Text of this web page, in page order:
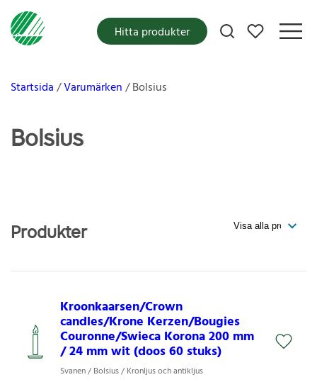
Mina favoriter
Hitta produkter
Startsida Varumärken Bolsius
Bolsius
Produkter
Kroonkaarsen/Crown
candles/Krone Kerzen/Bougies
Couronne/Swieca Korona 200 mm
/ 24 mm wit (doos 60 stuks)
Svanen / Bolsius / Kronljus och antikljus